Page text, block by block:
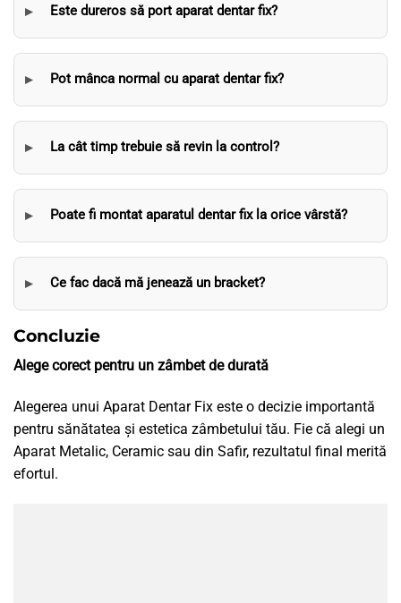
Este dureros să port aparat dentar fix?
Pot mânca normal cu aparat dentar fix?
La cât timp trebuie să revin la control?
Poate fi montat aparatul dentar fix la orice vârstă?
Ce fac dacă mă jenează un bracket?
Concluzie
Alege corect pentru un zâmbet de durată
Alegerea unui Aparat Dentar Fix este o decizie importantă
pentru sănătatea și estetica zâmbetului tău. Fie că alegi un
Aparat Metalic, Ceramic sau din Safir, rezultatul final merită
efortul.